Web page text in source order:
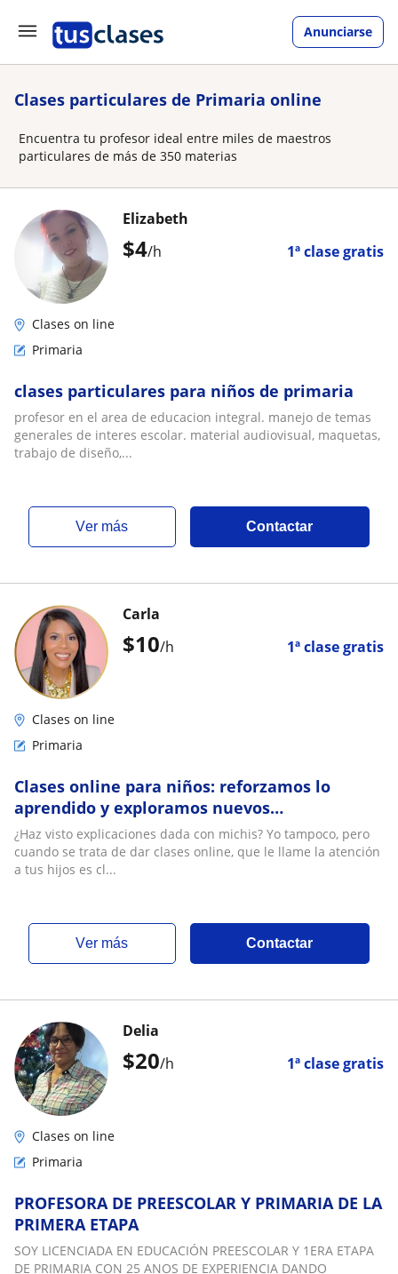
Anunciarse
Clases particulares de Primaria online
Encuentra tu profesor ideal entre miles de maestros
particulares de más de 350 materias
$4/h 1ª clase gratis
Elizabeth
Clases on line
Primaria
clases particulares para niños de primaria
profesor en el area de educacion integral. manejo de temas
generales de interes escolar. material audiovisual, maquetas,
trabajo de diseño,...
ver más Contactar
$10/h 1ª clase gratis
Carla
Clases on line
Primaria
Clases online para niños: reforzamos lo
aprendido y exploramos nuevos
conocimientos con cariño y estructura
¿Haz visto explicaciones dada con michis? Yo tampoco, pero
cuando se trata de dar clases online, que le llame la atención
a tus hijos es cl...
ver más Contactar
$20/h 1ª clase gratis
Delia
Clases on line
Primaria
PROFESORA DE PREESCOLAR Y PRIMARIA DE LA
PRIMERA ETAPA
SOY LICENCIADA EN EDUCACIÓN PREESCOLAR Y 1ERA ETAPA
DE PRIMARIA CON 25 ANOS DE EXPERIENCIA DANDO